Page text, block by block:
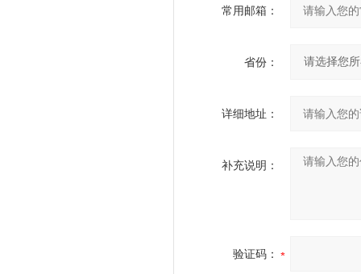
常用邮箱：
省份：
详细地址：
补充说明：
验证码：